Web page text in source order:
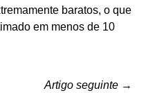
baratos, o que
em menos de 10
Artigo seguinte →